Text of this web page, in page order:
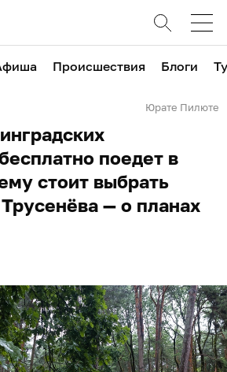
Происшествия Блоги
Юрате Пилюте
поедет в
стоит выбрать
— о планах